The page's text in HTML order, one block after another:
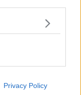
Privacy Policy